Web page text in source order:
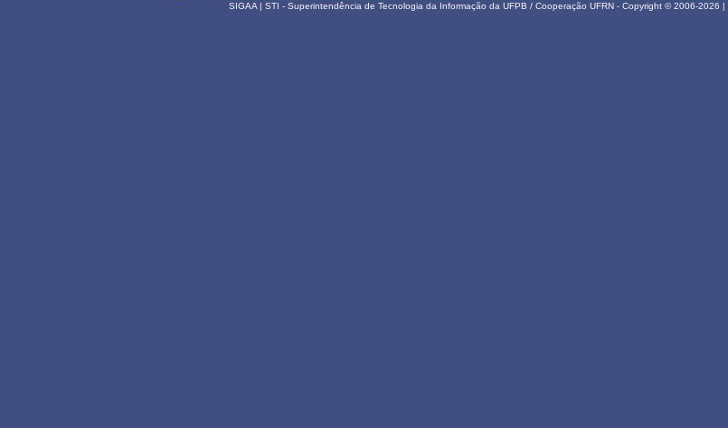
SIGAA | STI - Superintendência de Tecnologia da Informação da UFPB / Cooperação UFRN - Copyright © 2006-